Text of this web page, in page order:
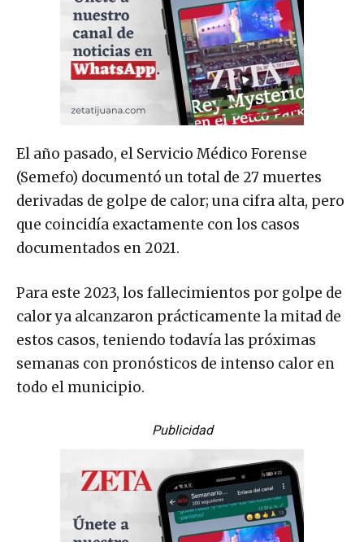
El año pasado, el Servicio Médico Forense
(Semefo) documentó un total de 27 muertes
derivadas de golpe de calor; una cifra alta, pero
que coincidía exactamente con los casos
documentados en 2021.
Para este 2023, los fallecimientos por golpe de
calor ya alcanzaron prácticamente la mitad de
estos casos, teniendo todavía las próximas
semanas con pronósticos de intenso calor en
todo el municipio.
Publicidad